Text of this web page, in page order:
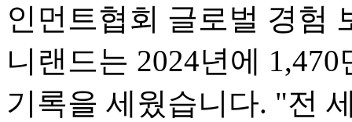
인먼트협회 글로벌 경험
니랜드는 2024년에
기록을 세웠습니다. "전